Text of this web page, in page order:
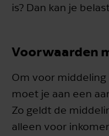
is? Dan kan je
Voorwaarden
Om voor
moet je aan een
Zo geldt de
alleen voor